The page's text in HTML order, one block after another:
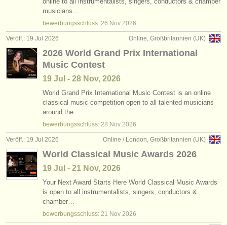
musicians…
bewerbungsschluss: 26 Nov 2026
Online, Großbritannien (UK)
Veröff.: 19 Jul 2026
2026 World Grand Prix International
Music Contest
19 Jul - 28 Nov, 2026
World Grand Prix International Music Contest is an online
classical music competition open to all talented musicians
around the…
bewerbungsschluss: 28 Nov 2026
Online / London, Großbritannien (UK)
Veröff.: 19 Jul 2026
World Classical Music Awards 2026
19 Jul - 21 Nov, 2026
Your Next Award Starts Here World Classical Music Awards
is open to all instrumentalists, singers, conductors &
chamber…
bewerbungsschluss: 21 Nov 2026